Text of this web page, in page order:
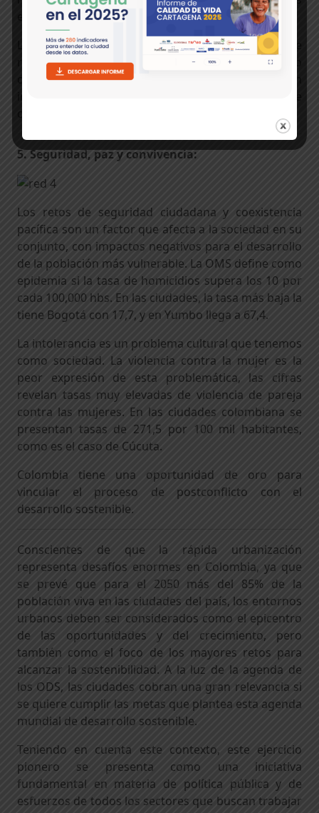
esta práctica no se implementa.
La vulnerabilidad por el desabastecimiento de
recursos hídricos ante los efectos del cambio
climático es cada vez mayor y no se cuenta con
5. Seguridad, paz y convivencia:
Los retos de seguridad ciudadana y coexistencia
pacífica son un factor que afecta a la sociedad en su
conjunto, con impactos negativos para el desarrollo
de la población más vulnerable. La OMS define como
epidemia si la tasa de homicidios supera los 10 por
cada 100,000 hbs. En las ciudades, la tasa más baja la
tiene Bogotá con 17,7, y en Yumbo llega a 67,4.
La intolerancia es un problema cultural que tenemos
como sociedad. La violencia contra la mujer es la
peor expresión de esta problemática, las cifras
revelan tasas muy elevadas de violencia de pareja
contra las mujeres. En las ciudades colombiana se
presentan tasas de 271,5 por 100 mil habitantes,
como es el caso de Cúcuta.
Colombia tiene una oportunidad de oro para
vincular el proceso de postconflicto con el
desarrollo sostenible.
Conscientes de que la rápida urbanización
representa desafíos enormes en Colombia, ya que
se prevé que para el 2050 más del 85% de la
población viva en las ciudades del país, los entornos
urbanos deben ser considerados como el epicentro
de las oportunidades y del crecimiento, pero
también como el foco de los mayores retos para
alcanzar la sostenibilidad. A la luz de la agenda de
los ODS, las ciudades cobran una gran relevancia si
se quiere cumplir las metas que plantea esta agenda
mundial de desarrollo sostenible.
Teniendo en cuenta este contexto, este ejercicio
pionero se presenta como una iniciativa
fundamental en materia de política pública y de
esfuerzos de todos los sectores que buscan trabajar